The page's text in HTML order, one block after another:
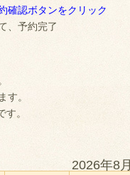
確認ボタンをクリック
、予約完了
。
。
2026年8月